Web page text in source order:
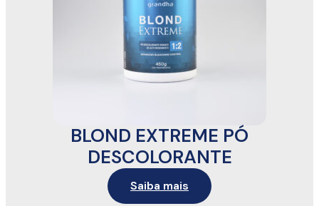
BLOND EXTREME PÓ
DESCOLORANTE
Saiba mais